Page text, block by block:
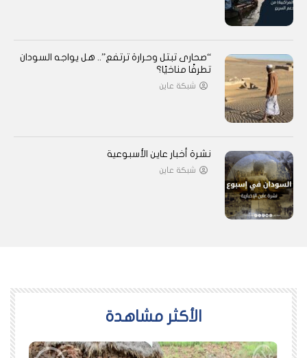
“صحارى تبتل وحرارة ترتفع”.. هل يواجه السودان
تطرفًا مناخيًا؟
شبكة عاين
نشرة أخبار عاين الأسبوعية
شبكة عاين
اﻷكثر مشاهدة